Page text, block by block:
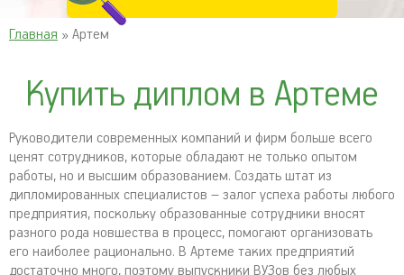
Главная » Артем
Купить диплом в Артеме
Руководители современных компаний и фирм больше всего
ценят сотрудников, которые обладают не только опытом
работы, но и высшим образованием. Создать штат из
дипломированных специалистов – залог успеха работы любого
предприятия, поскольку образованные сотрудники вносят
разного рода новшества в процесс, помогают организовать
его наиболее рационально. В Артеме таких предприятий
достаточно много, поэтому выпускники ВУЗов без любых